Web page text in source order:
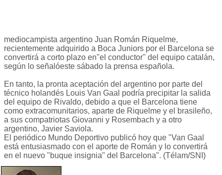
mediocampista argentino Juan Román Riquelme,
recientemente adquirido a Boca Juniors por el Barcelona se
convertirá a corto plazo en"el conductor" del equipo catalán,
según lo señalóeste sábado la prensa española.
En tanto, la pronta aceptación del argentino por parte del
técnico holandés Louis Van Gaal podría precipitar la salida
del equipo de Rivaldo, debido a que el Barcelona tiene
como extracomunitarios, aparte de Riquelme y el brasileño,
a sus compatriotas Giovanni y Rosembach y a otro
argentino, Javier Saviola.
El periódico Mundo Deportivo publicó hoy que "Van Gaal
está entusiasmado con el aporte de Román y lo convertirá
en el nuevo "buque insignia" del Barcelona". (Télam/SNI)